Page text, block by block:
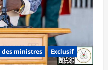
des ministres Exclusif